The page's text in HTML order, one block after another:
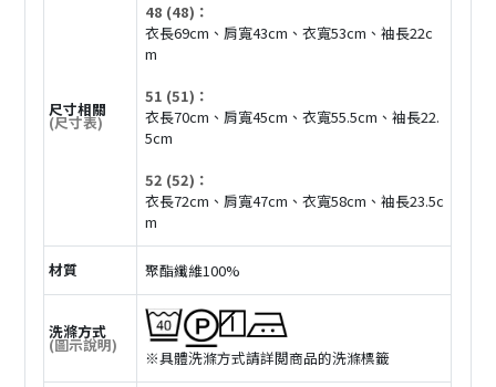
尺寸相關
(尺寸表)
48 (48)：
衣長69cm、肩寬43cm、衣寬53cm、袖長22c
m
51 (51)：
衣長70cm、肩寬45cm、衣寬55.5cm、袖長22.
5cm
52 (52)：
衣長72cm、肩寬47cm、衣寬58cm、袖長23.5c
m
材質 聚酯纖維100%
洗滌方式
(圖示說明)
※具體洗滌方式請詳閲商品的洗滌標籤